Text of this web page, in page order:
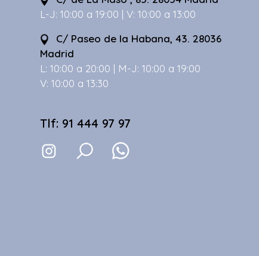
L-J: 10:00 a 19:00 | V: 10:00 a 13:00
C/ Paseo de la Habana, 43. 28036
Madrid
L: 10:00 a 20:00 | M-J: 10:00 a 19:00
V: 10:00 a 13:30
Tlf: 91 444 97 97